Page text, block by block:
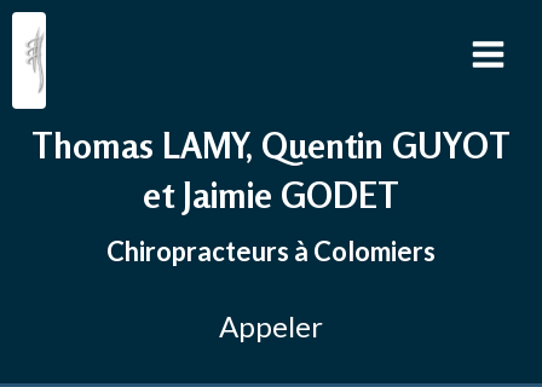
Thomas LAMY, Quentin GUYOT
et Jaimie GODET
Chiropracteurs à Colomiers
Appeler